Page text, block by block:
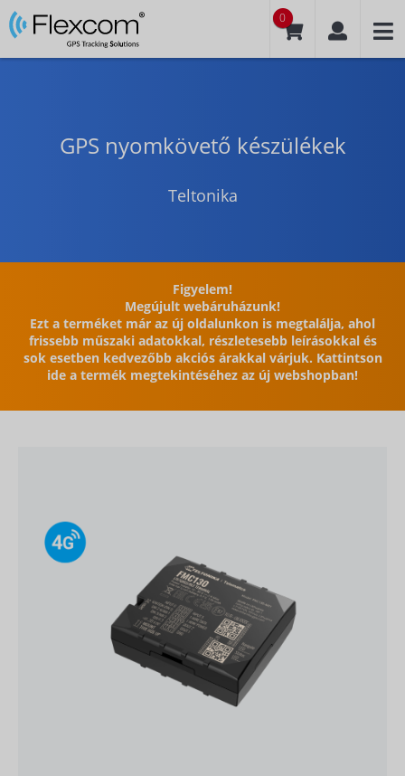
0
GPS nyomkövető készülékek
Teltonika
Figyelem!
Megújult webáruházunk!
Ezt a terméket már az új oldalunkon is megtalálja, ahol
frissebb műszaki adatokkal, részletesebb leírásokkal és
sok esetben kedvezőbb akciós árakkal várjuk. Kattintson
ide a termék megtekintéséhez az új webshopban!